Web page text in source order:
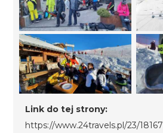
Link do tej strony:
https://www.24travels.pl/23/18167